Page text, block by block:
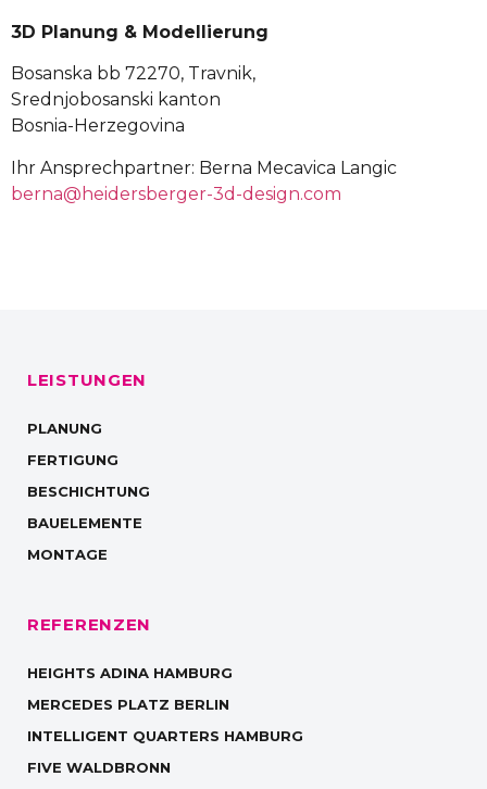
3D Planung & Modellierung
Bosanska bb 72270, Travnik,
Srednjobosanski kanton
Bosnia-Herzegovina
Ihr Ansprechpartner: Berna Mecavica Langic
berna@heidersberger-3d-design.com
LEISTUNGEN
PLANUNG
FERTIGUNG
BESCHICHTUNG
BAUELEMENTE
MONTAGE
REFERENZEN
HEIGHTS ADINA HAMBURG
MERCEDES PLATZ BERLIN
INTELLIGENT QUARTERS HAMBURG
FIVE WALDBRONN